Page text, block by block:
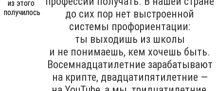
до сих пор нет выстроенной
системы профориентации:
ты выходишь из школы
и не понимаешь, кем хочешь быть.
Восемнадцатилетние зарабатывают
на крипте, двадцатипятилетние —